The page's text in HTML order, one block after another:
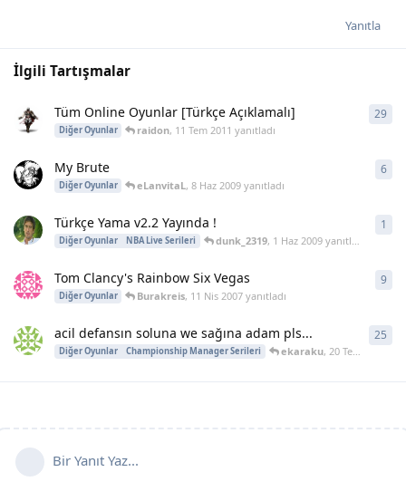
Yanıtla
İlgili Tartışmalar
Tüm Online Oyunlar [Türkçe Açıklamalı]
Diğer Oyunlar raidon, 11 Tem 2011 yanıtladı
29
My Brute
Diğer Oyunlar eLanvitaL,8 Haz 2009 yanıtladı
6
Türkçe Yama v2.2 Yayında !
Diğer Oyunlar NBA Live Serileri dunk_2319, 1 Haz 2009yanıtladı
1
Tom Clancy's Rainbow Six Vegas
Diğer Oyunlar Burakreis, 11 Nis 2007 yanıtladı
9
acil defansın soluna we sağına adam pls...
Diğer Oyunlar Championship Manager Serileri ekaraku, 20 Tem 2004
25
Bir Yanıt Yaz...